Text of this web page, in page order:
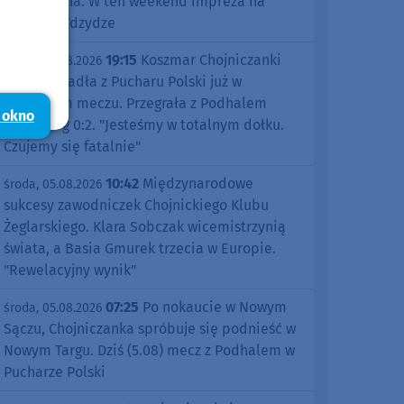
jeziorze Wdzydze
środa, 05.08.2026 19:15 Koszmar Chojniczanki
trwa. Odpadła z Pucharu Polski już w
pierwszym meczu. Przegrała z Podhalem
Nowy Targ 0:2. "Jesteśmy w totalnym dołku.
Czujemy się fatalnie"
środa, 05.08.2026 10:42 Międzynarodowe
sukcesy zawodniczek Chojnickiego Klubu
Żeglarskiego. Klara Sobczak wicemistrzynią
świata, a Basia Gmurek trzecia w Europie.
"Rewelacyjny wynik"
środa, 05.08.2026 07:25 Po nokaucie w Nowym
Sączu, Chojniczanka spróbuje się podnieść w
Nowym Targu. Dziś (5.08) mecz z Podhalem w
Pucharze Polski